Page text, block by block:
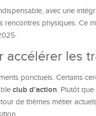
avec une
rencontres physiques. Ce
accélérer les
ponctuels. Certains
club d’action. Plutôt
de thèmes métier